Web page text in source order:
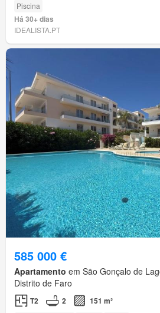
Piscina
Há 30+ dias
IDEALISTA.PT
585 000 €
Apartamento em São Gonçalo de
Distrito de Faro
T2 2 151 m²